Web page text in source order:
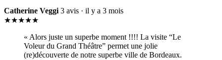
Carole est juste géniale ! Tout le monde a adoré !!!
Merci merci merci ! »
Karine Hebert Local Guide · 17 avis · 6 photos
★★★★★